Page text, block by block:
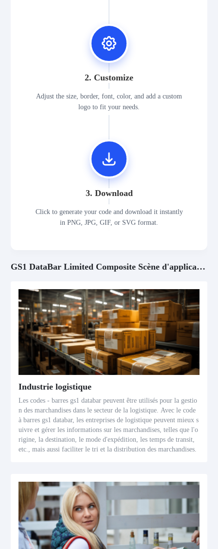
2. Customize
Adjust the size, border, font, color, and add a custom
logo to fit your needs.
3. Download
Click to generate your code and download it instantly
in PNG, JPG, GIF, or SVG format.
GS1 DataBar Limited Composite Scène d'application
Industrie logistique
Les codes - barres gs1 databar peuvent être utilisés pour la gestio
n des marchandises dans le secteur de la logistique. Avec le code
à barres gs1 databar, les entreprises de logistique peuvent mieux s
uivre et gérer les informations sur les marchandises, telles que l'o
rigine, la destination, le mode d'expédition, les temps de transit,
etc., mais aussi faciliter le tri et la distribution des marchandises.